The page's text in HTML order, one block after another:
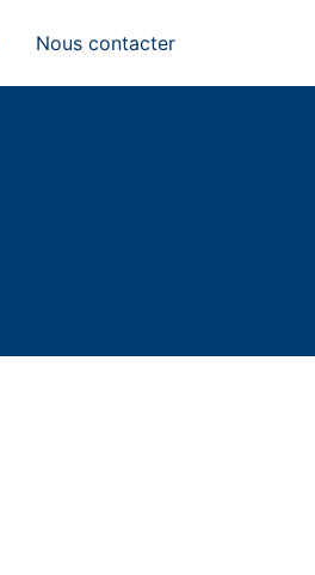
Nous contacter